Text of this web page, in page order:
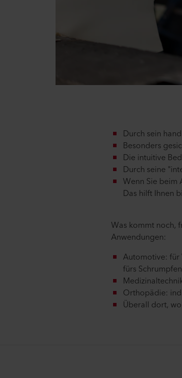
Durch sein
Besonders
Die intuitive
Durch seine
Wenn Sie beim
Das hilft Ihnen
Was kommt noch,
Anwendungen:
Automotive: für
fürs
Orthopädie:
Überall dort,